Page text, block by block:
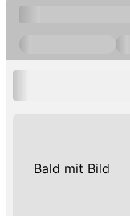
Bald mit Bild